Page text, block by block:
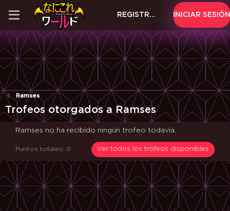
INICIAR SESIÓN
REGISTRARSE
Ramses
Trofeos otorgados a Ramses
Ramses no ha recibido ningún trofeo todavía.
Puntos totales: 0 Ver todos los trofeos disponibles